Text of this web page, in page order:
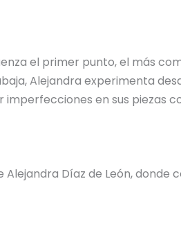
el primer punto, el más
Alejandra experimenta
imperfecciones en sus piezas
Díaz de León,